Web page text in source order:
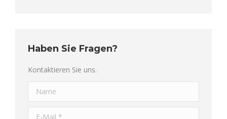
Haben Sie Fragen?
Kontaktieren Sie uns.
Name
E-Mail *